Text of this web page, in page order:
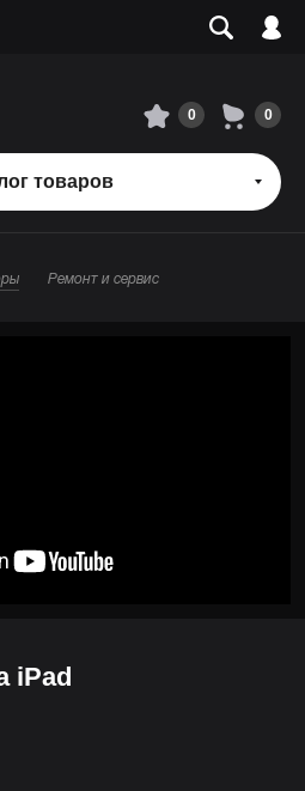
0 0
товаров
Ремонт и сервис
iPad